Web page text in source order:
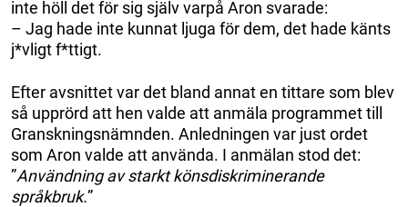
inte höll det för sig själv varpå Aron svarade:
– Jag hade inte kunnat ljuga för dem, det hade känts
j*vligt f*ttigt.
Efter avsnittet var det bland annat en tittare som blev
så upprörd att hen valde att anmäla programmet till
Granskningsnämnden. Anledningen var just ordet
som Aron valde att använda. I anmälan stod det:
”Användning av starkt könsdiskriminerande
språkbruk.”